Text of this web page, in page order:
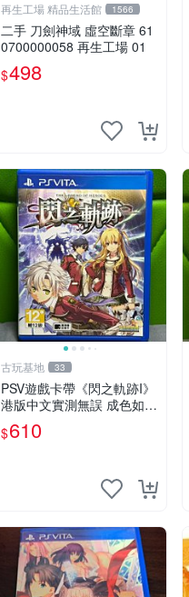
再生工場 精品生活館 1566
二手 刀劍神域 虛空斷章 61
0700000058 再生工場 01
$498
古玩基地 33
PSV遊戲卡帶《閃之軌跡I》
港版中文實測無誤 成色如圖
請斟酌 買家自負 PSV 港版
鳴 Whip
$610